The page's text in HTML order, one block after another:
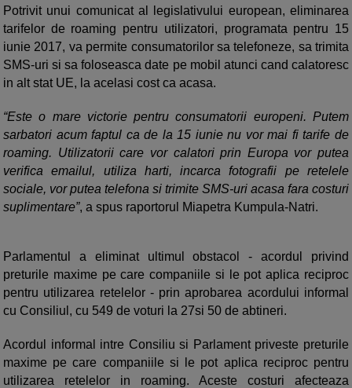
Potrivit unui comunicat al legislativului european, eliminarea
tarifelor de roaming pentru utilizatori, programata pentru 15
iunie 2017, va permite consumatorilor sa telefoneze, sa trimita
SMS-uri si sa foloseasca date pe mobil atunci cand calatoresc
in alt stat UE, la acelasi cost ca acasa.
“Este o mare victorie pentru consumatorii europeni. Putem
sarbatori acum faptul ca de la 15 iunie nu vor mai fi tarife de
roaming. Utilizatorii care vor calatori prin Europa vor putea
verifica emailul, utiliza harti, incarca fotografii pe retelele
sociale, vor putea telefona si trimite SMS-uri acasa fara costuri
suplimentare”, a spus raportorul Miapetra Kumpula-Natri.
Parlamentul a eliminat ultimul obstacol - acordul privind
preturile maxime pe care companiile si le pot aplica reciproc
pentru utilizarea retelelor - prin aprobarea acordului informal
cu Consiliul, cu 549 de voturi la 27si 50 de abtineri.
Acordul informal intre Consiliu si Parlament priveste preturile
maxime pe care companiile si le pot aplica reciproc pentru
utilizarea retelelor in roaming. Aceste costuri afecteaza